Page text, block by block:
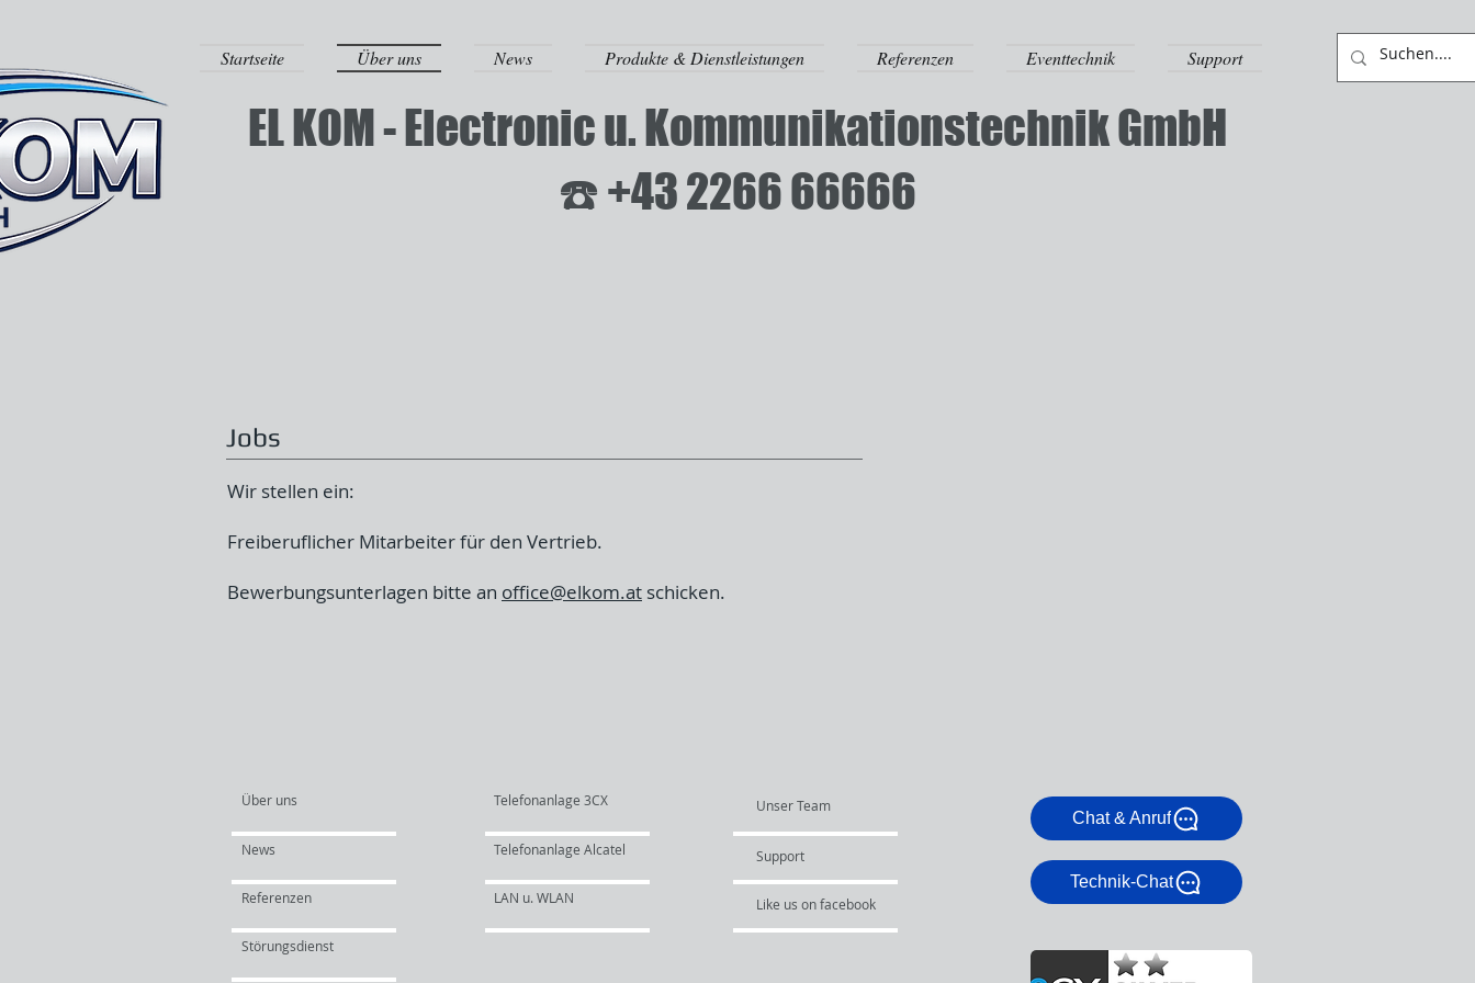
Startseite Über uns News Produkte & Dienstleistungen Referenzen Eventtechnik Support
EL KOM - Electronic u. Kommunikationstechnik GmbH
☎️ +43 2266 66666
Jobs
Wir stellen ein:
Freiberuflicher Mitarbeiter für den Vertrieb.
Bewerbungsunterlagen bitte an office@elkom.at schicken.
Störungsdienst
Referenzen LAN u. WLAN
Telefonanlage Alcatel
News
Telefonanlage 3CX
Über uns
Like us on facebook
Unser Team
Support
Chat & Anruf
Technik-Chat